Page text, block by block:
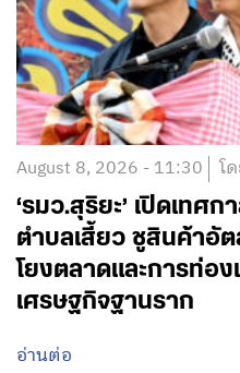
August 8, 2026 - 11:30 โ
‘รมว.สุริยะ’ เปิดเทศ
ตำบลเสี้ยว ชูสินค้าอั
โยงตลาดและการท่อ
เศรษฐกิจฐานราก
อ่านต่อ